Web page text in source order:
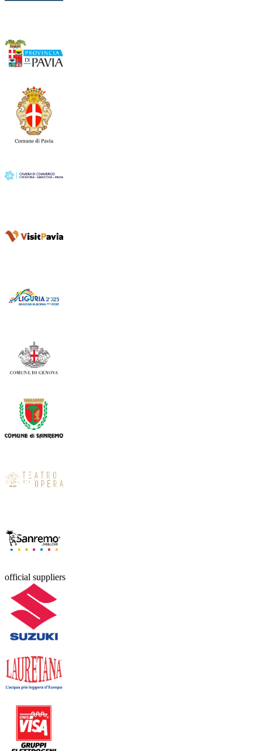
official suppliers